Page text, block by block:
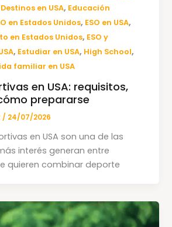
Destinos en USA, Educación
en Estados Unidos, ESO en USA,
en Estados Unidos, ESO y
, Estudiar en USA, High School,
familiar en USA
en USA: requisitos,
prepararse
/ 24/07/2026
en USA son una de las
interés generan entre
quieren combinar deporte